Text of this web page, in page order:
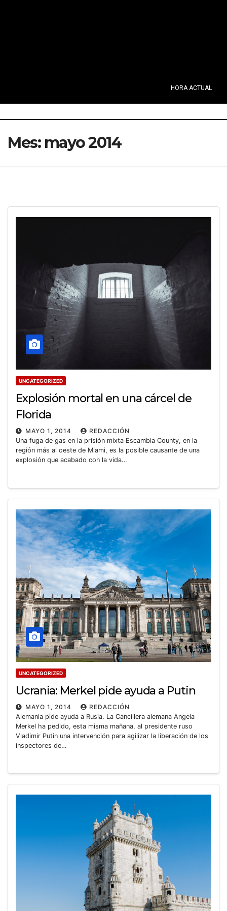
HORA ACTUAL
Mes: mayo 2014
UNCATEGORIZED
Explosión mortal en una cárcel de
Florida
MAYO 1, 2014
REDACCIÓN
Una fuga de gas en la prisión mixta Escambia County, en la
región más al oeste de Miami, es la posible causante de una
explosión que acabado con la vida…
UNCATEGORIZED
Ucrania: Merkel pide ayuda a Putin
MAYO 1, 2014
REDACCIÓN
Alemania pide ayuda a Rusia. La Cancillera alemana Angela
Merkel ha pedido, esta misma mañana, al presidente ruso
Vladimir Putin una intervención para agilizar la liberación de los
inspectores de…